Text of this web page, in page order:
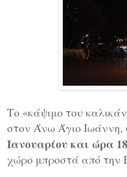
Το «κάψιμο του
στον Άνω Άγιο Ιωάννη,
Ιανουαρίου και ώρα
χώρο μπροστά από την